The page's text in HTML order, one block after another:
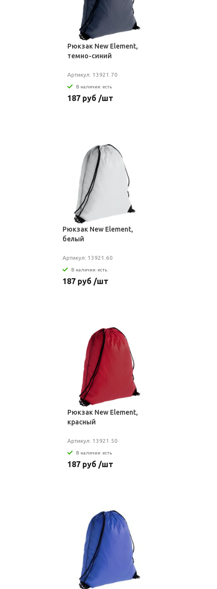
Рюкзак New Element,
темно-синий
Артикул: 13921.70
В наличии: есть
187 руб /шт
Рюкзак New Element,
белый
Артикул: 13921.60
В наличии: есть
187 руб /шт
Рюкзак New Element,
красный
Артикул: 13921.50
В наличии: есть
187 руб /шт